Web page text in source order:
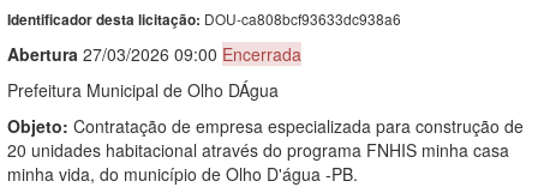
Identificador desta licitação: DOU-ca808bcf93633dc938a6
Abertura 27/03/2026 09:00 Encerrada
Prefeitura Municipal de Olho DÁgua
Objeto: Contratação de empresa especializada para construção de
20 unidades habitacional através do programa FNHIS minha casa
minha vida, do município de Olho D'água -PB.